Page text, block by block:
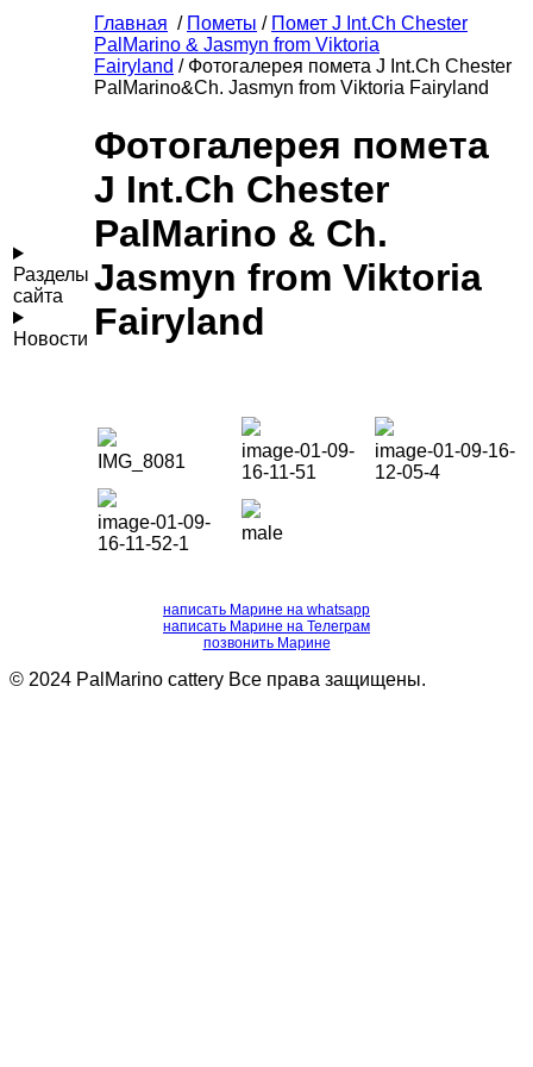
Разделы
сайта
Новости
Главная / Пометы / Помет J Int.Ch Chester
PalMarino & Jasmyn from Viktoria
Fairyland / Фотогалерея помета J Int.Ch Chester
PalMarino&Ch. Jasmyn from Viktoria Fairyland
Фотогалерея помета
J Int.Ch Chester
PalMarino & Ch.
Jasmyn from Viktoria
Fairyland
IMG_8081
image-01-09-
16-11-51
image-01-09-16-
12-05-4
image-01-09-
16-11-52-1
male
написать Марине на whatsapp
написать Марине на Телеграм
позвонить Марине
© 2024 PalMarino cattery Все права защищены.